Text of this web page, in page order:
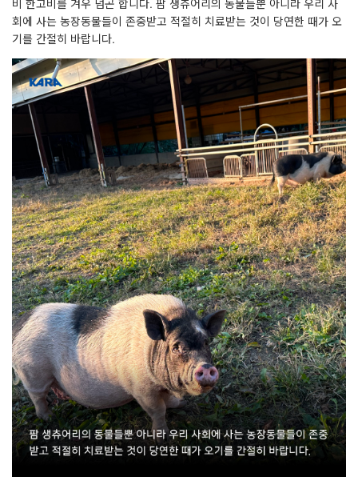
비 한고비를 겨우 넘곤 합니다. 팜 생츄어리의 동물들뿐 아니라 우리 사
회에 사는 농장동물들이 존중받고 적절히 치료받는 것이 당연한 때가 오
기를 간절히 바랍니다.